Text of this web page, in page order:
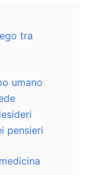
tra
umano
pensieri